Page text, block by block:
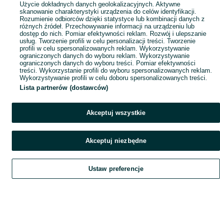
Szukaj Obserwujesz Dodaj Czat Konto
Użycie dokładnych danych geolokalizacyjnych. Aktywne
skanowanie charakterystyki urządzenia do celów identyfikacji.
Rozumienie odbiorców dzięki statystyce lub kombinacji danych z
różnych źródeł. Przechowywanie informacji na urządzeniu lub
dostęp do nich. Pomiar efektywności reklam. Rozwój i ulepszanie
usług. Tworzenie profili w celu personalizacji treści. Tworzenie
profili w celu spersonalizowanych reklam. Wykorzystywanie
ograniczonych danych do wyboru reklam. Wykorzystywanie
ograniczonych danych do wyboru treści. Pomiar efektywności
treści. Wykorzystanie profili do wyboru spersonalizowanych reklam.
Wykorzystywanie profili w celu doboru spersonalizowanych treści.
Lista partnerów (dostawców)
Akceptuj wszystkie
Akceptuj niezbędne
Ustaw preferencje